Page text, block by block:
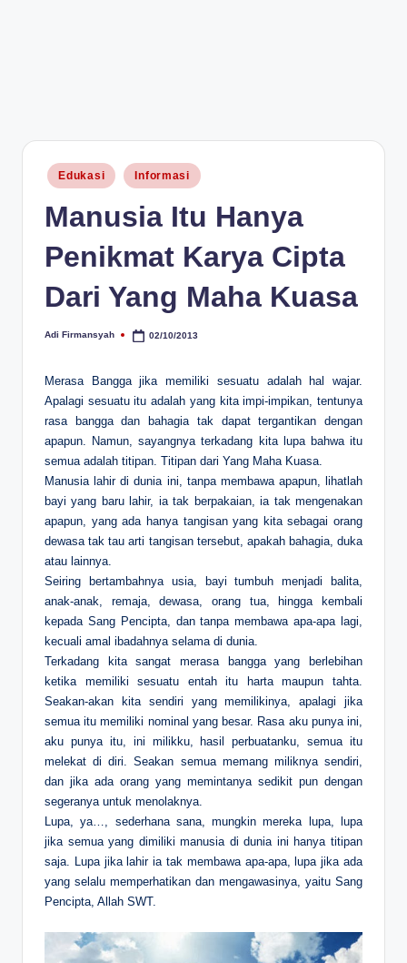
Posted
in
Edukasi Informasi
Manusia Itu Hanya
Penikmat Karya Cipta
Dari Yang Maha Kuasa
Posted
Adi Firmansyah 02/10/2013
Merasa Bangga jika memiliki sesuatu adalah hal wajar.
Apalagi sesuatu itu adalah yang kita impi-impikan, tentunya
rasa bangga dan bahagia tak dapat tergantikan dengan
apapun. Namun, sayangnya terkadang kita lupa bahwa itu
semua adalah titipan. Titipan dari Yang Maha Kuasa.
Manusia lahir di dunia ini, tanpa membawa apapun, lihatlah
bayi yang baru lahir, ia tak berpakaian, ia tak mengenakan
apapun, yang ada hanya tangisan yang kita sebagai orang
dewasa tak tau arti tangisan tersebut, apakah bahagia, duka
atau lainnya.
Seiring bertambahnya usia, bayi tumbuh menjadi balita,
anak-anak, remaja, dewasa, orang tua, hingga kembali
kepada Sang Pencipta, dan tanpa membawa apa-apa lagi,
kecuali amal ibadahnya selama di dunia.
Terkadang kita sangat merasa bangga yang berlebihan
ketika memiliki sesuatu entah itu harta maupun tahta.
Seakan-akan kita sendiri yang memilikinya, apalagi jika
semua itu memiliki nominal yang besar. Rasa aku punya ini,
aku punya itu, ini milikku, hasil perbuatanku, semua itu
melekat di diri. Seakan semua memang miliknya sendiri,
dan jika ada orang yang memintanya sedikit pun dengan
segeranya untuk menolaknya.
Lupa, ya…, sederhana sana, mungkin mereka lupa, lupa
jika semua yang dimiliki manusia di dunia ini hanya titipan
saja. Lupa jika lahir ia tak membawa apa-apa, lupa jika ada
yang selalu memperhatikan dan mengawasinya, yaitu Sang
Pencipta, Allah SWT.